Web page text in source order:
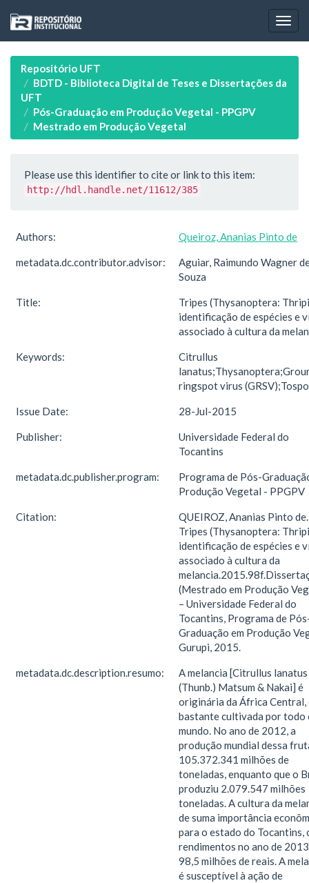
navigation
Repositório UFT
BDTD - Biblioteca Digital de Teses e Dissertações da
UFT
Pós-Graduação em Produção Vegetal - PPGPV
Mestrado em Produção Vegetal
Please use this identifier to cite or link to this item:
http://hdl.handle.net/11612/385
Authors: Queiroz, Ananias Pinto de
metadata.dc.contributor.advisor:
Aguiar, Raimundo Wagner
Souza
Title:
Tripes (Thysanoptera:
identificação de espécies e
associado à cultura da
Keywords:
Citrullus
ringspot virus
Issue Date: 28-Jul-2015
Publisher:
Universidade Federal do
Tocantins
metadata.dc.publisher.program:
Programa de Pós-
Produção Vegetal - PPGPV
Citation:
QUEIROZ, Ananias Pinto de.
Tripes (Thysanoptera:
identificação de espécies e
associado à cultura da
(Mestrado em Produção
– Universidade Federal do
Tocantins, Programa de
Graduação em Produção
Gurupi, 2015.
metadata.dc.description.resumo:
A melancia [Citrullus lanatus
(Thunb.) Matsum & Nakai] é
originária da África Central,
bastante cultivada por todo
mundo. No ano de 2012, a
produção mundial dessa
105.372.341 milhões de
toneladas, enquanto que o
produziu 2.079.547 milhões
toneladas. A cultura da
de suma importância
para o estado do Tocantins,
rendimentos no ano de
98,5 milhões de reais. A
é susceptível à ação de